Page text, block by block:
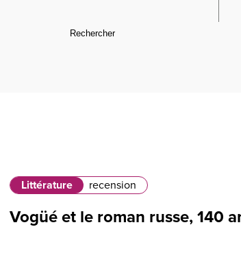
Littérature recension
Vogüé et le roman russe, 140